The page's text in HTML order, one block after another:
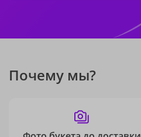
Почему мы?